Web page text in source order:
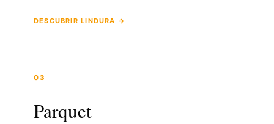
DESCUBRIR LINDURA →
03
Parquet